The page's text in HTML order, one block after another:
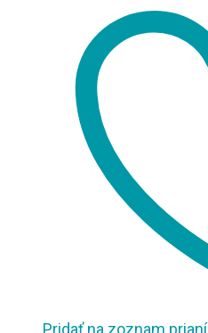
Pridať na zoznam prianí